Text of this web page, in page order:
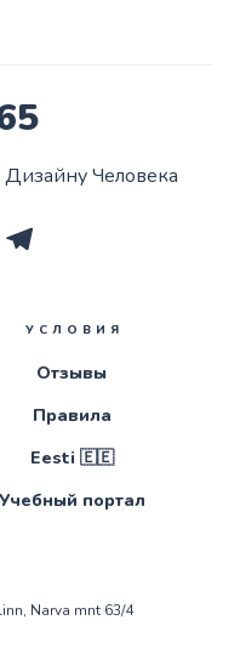
Человека
УСЛОВИЯ
Отзывы
Правила
Eesti 🇪🇪
Учебный портал
Narva mnt 63/4